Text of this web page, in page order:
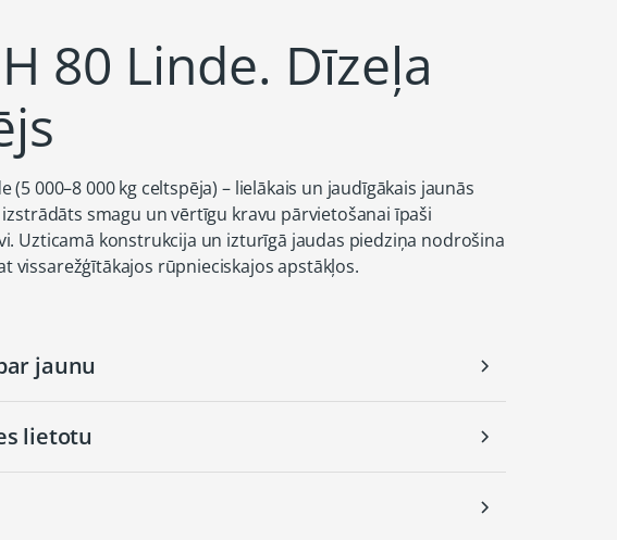
80 Linde. Dīzeļa
(5 000–8 000 kg celtspēja) – lielākais un jaudīgākais jaunās
izstrādāts smagu un vērtīgu kravu pārvietošanai īpaši
Uzticamā konstrukcija un izturīgā jaudas piedziņa nodrošina
vissarežģītākajos rūpnieciskajos apstākļos.
jaunu
lietotu